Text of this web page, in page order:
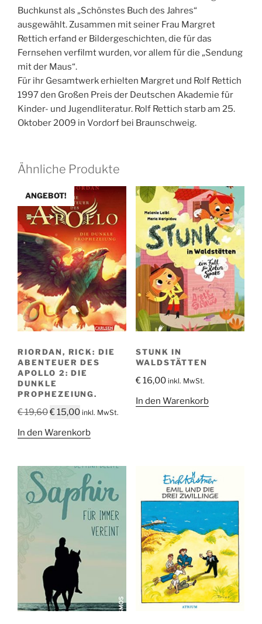
Buchkunst als „Schönstes Buch des Jahres“
ausgewählt. Zusammen mit seiner Frau Margret
Rettich erfand er Bildergeschichten, die für das
Fernsehen verfilmt wurden, vor allem für die „Sendung
mit der Maus“.
Für ihr Gesamtwerk erhielten Margret und Rolf Rettich
1997 den Großen Preis der Deutschen Akademie für
Kinder- und Jugendliteratur. Rolf Rettich starb am 25.
Oktober 2009 in Vordorf bei Braunschweig.
Ähnliche Produkte
ANGEBOT!
RIORDAN, RICK: DIE
ABENTEUER DES
APOLLO 2: DIE
DUNKLE
PROPHEZEIUNG.
€19,60Ursprünglicher
war:
€15,00Aktueller
ist:
inkl. MwSt.
In den Warenkorb
STUNK IN
WALDSTÄTTEN
€16,00 inkl. MwSt.
In den Warenkorb